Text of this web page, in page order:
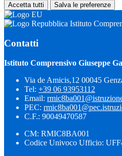
Accetta tutti Salva le preferenze
Istituto
Contatti
Istituto Comprensivo Giuseppe
Via de Amicis,12 00045
Tel: +39 06 93953112
Email:
PEC:
C.F.: 90049470587
CM: RMIC8BA001
Codice Univoco Ufficio: